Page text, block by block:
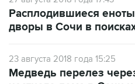
23 августа 2018 года 15:25
частного дома в Сочи и